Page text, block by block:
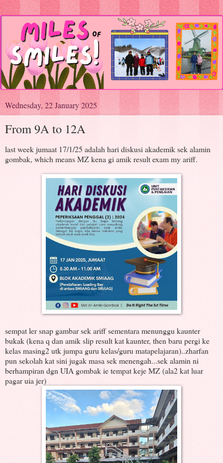
Wednesday, 22 January 2025
From 9A to 12A
last week jumaat 17/1/25 adalah hari diskusi akademik sek alamin
gombak, which means MZ kena gi amik result exam my ariff.
sempat ler snap gambar sek ariff sementara menunggu kaunter
bukak (kena q dan amik slip result kat kaunter, then baru pergi ke
kelas masing2 utk jumpa guru kelas/guru matapelajaran)..zharfan
pun sekolah kat sini jugak masa sek menengah...sek alamin ni
berhampiran dgn UIA gombak ie tempat keje MZ (ala2 kat luar
pagar uia jer)